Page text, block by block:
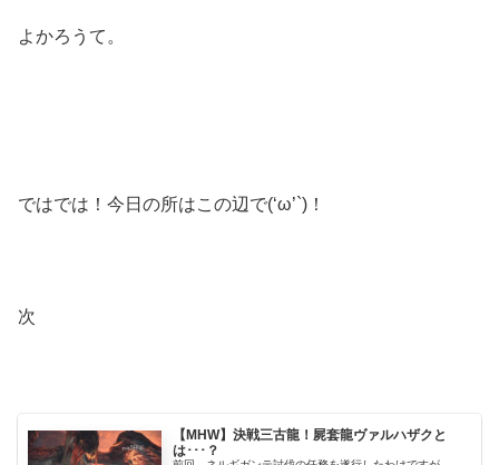
よかろうて。
ではでは！今日の所はこの辺で(‘ω’`)！
次
【MHW】決戦三古龍！屍套龍ヴァルハザクと
は･･･？